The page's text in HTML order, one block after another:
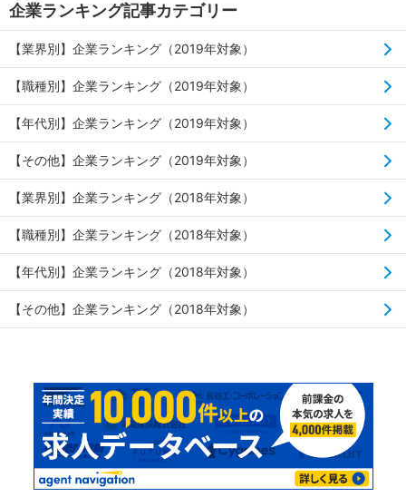
企業ランキング記事カテゴリー
【業界別】企業ランキング（2019年対象）
【職種別】企業ランキング（2019年対象）
【年代別】企業ランキング（2019年対象）
【その他】企業ランキング（2019年対象）
【業界別】企業ランキング（2018年対象）
【職種別】企業ランキング（2018年対象）
【年代別】企業ランキング（2018年対象）
【その他】企業ランキング（2018年対象）